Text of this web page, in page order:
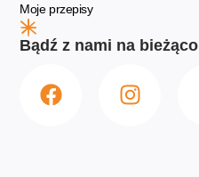
Moje przepisy
Bądź z nami na bieżąco